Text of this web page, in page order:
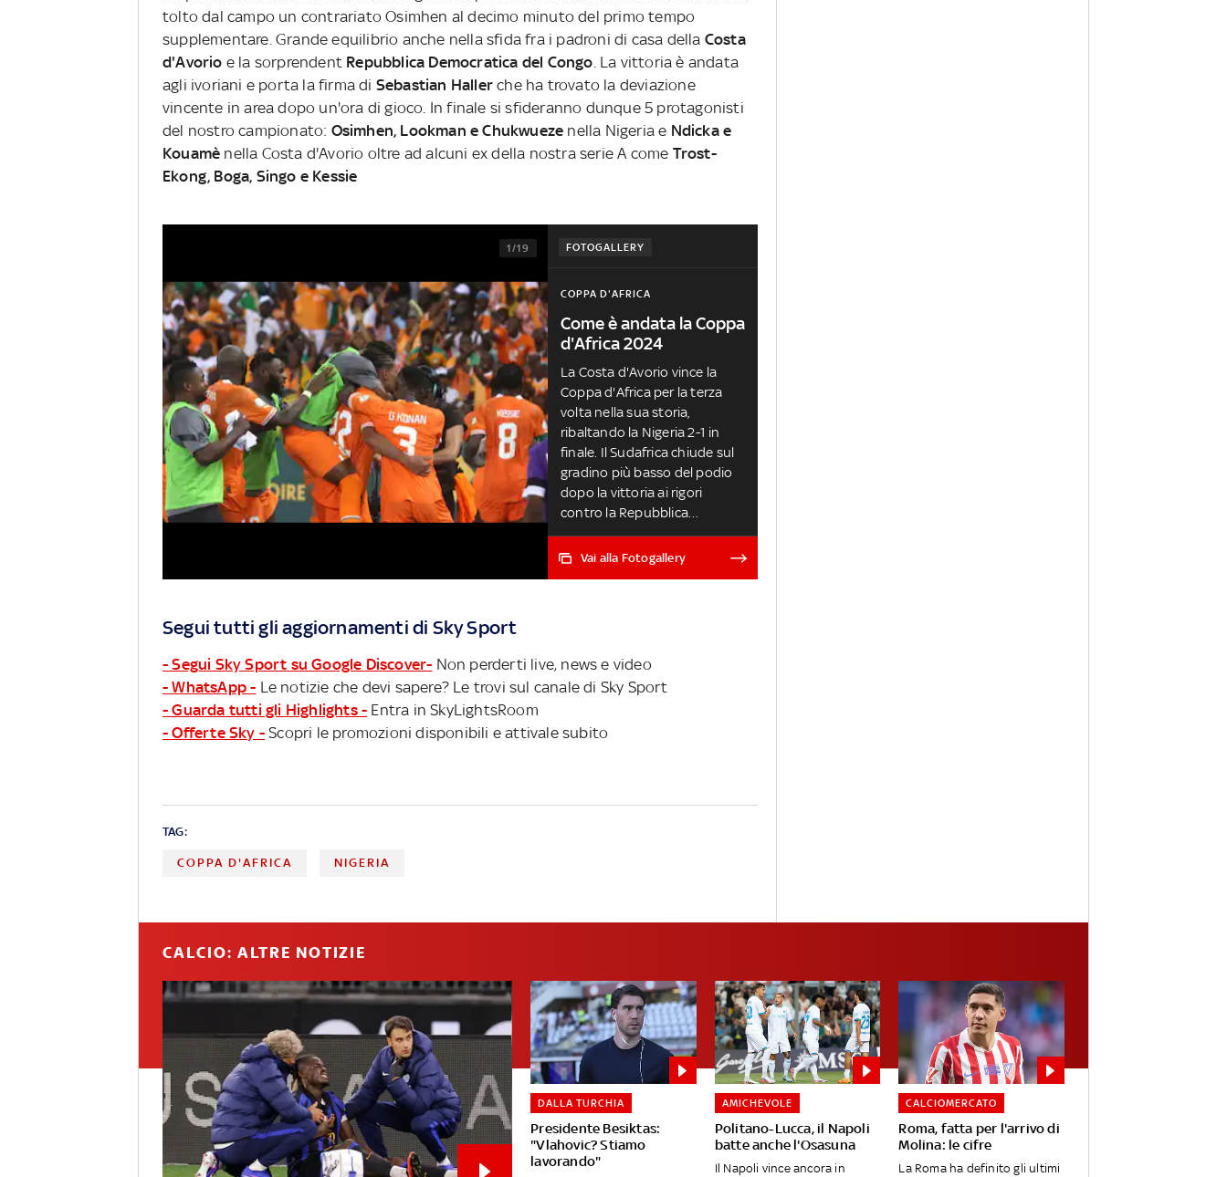
tolto dal campo un contrariato Osimhen al decimo minuto del primo tempo
supplementare. Grande equilibrio anche nella sfida fra i padroni di casa della Costa
d'Avorio e la sorprendent Repubblica Democratica del Congo. La vittoria è andata
agli ivoriani e porta la firma di Sebastian Hallerche ha trovato la deviazione
vincente in area dopo un'ora di gioco. In finale si sfideranno dunque 5 protagonisti
del nostro campionato: Osimhen, Lookman e Chukwueze nella Nigeria e Ndicka e
Kouamè nella Costa d'Avorio oltre ad alcuni ex della nostra serie A come Trost-
Ekong, Boga, Singo e Kessie
FOTOGALLERY
1/19
COPPA D'AFRICA
Come è andata la Coppa
d'Africa 2024
La Costa d'Avorio vince la
Coppa d'Africa per la terza
volta nella sua storia,
ribaltando la Nigeria 2-1 in
finale. Il Sudafrica chiude sul
gradino più basso del podio
dopo la vittoria ai rigori
contro la Repubblica
Democratica del Congo nella
'finalina' per il 3°-4° posto.
Vai alla Fotogallery
Segui tutti gli aggiornamenti di Sky Sport
- Segui Sky Sport su Google Discover- Non perderti live, news e video
- WhatsApp - Le notizie che devi sapere? Le trovi sul canale di Sky Sport
- Guarda tutti gli Highlights - Entra in SkyLightsRoom
- Offerte Sky - Scopri le promozioni disponibili e attivale subito
TAG:
COPPA D'AFRICA NIGERIA
CALCIO: ALTRE NOTIZIE
Presidente Besiktas:
"Vlahovic? Stiamo
lavorando"
DALLA TURCHIA
Politano-Lucca, il Napoli
batte anche l'Osasuna
AMICHEVOLE
Il Napoli vince ancora in
Roma, fatta per l'arrivo di
Molina: le cifre
CALCIOMERCATO
La Roma ha definito gli ultimi